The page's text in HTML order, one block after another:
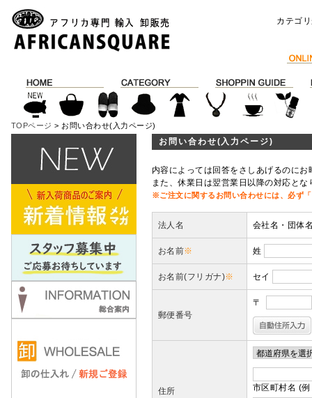
カテゴ
TOPページ > お問い合わせ(入力ページ)
お問い合わせ(入力ページ)
内容によっては回答をさしあげるのに
また、休業日は翌営業日以降の対応と
※ご注文に関するお問い合わせには、必ず
法人名 会社名・団体
お名前※ 姓
お名前(フリガナ)※ セイ
郵便番号
〒
住所 市区町村名 (